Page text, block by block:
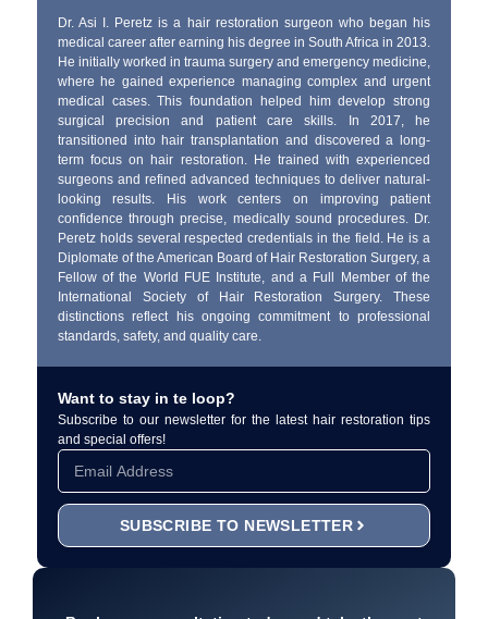
Dr. Asi I. Peretz is a hair restoration surgeon who began his
medical career after earning his degree in South Africa in 2013.
He initially worked in trauma surgery and emergency medicine,
where he gained experience managing complex and urgent
medical cases. This foundation helped him develop strong
surgical precision and patient care skills. In 2017, he
transitioned into hair transplantation and discovered a long-
term focus on hair restoration. He trained with experienced
surgeons and refined advanced techniques to deliver natural-
looking results. His work centers on improving patient
confidence through precise, medically sound procedures. Dr.
Peretz holds several respected credentials in the field. He is a
Diplomate of the American Board of Hair Restoration Surgery, a
Fellow of the World FUE Institute, and a Full Member of the
International Society of Hair Restoration Surgery. These
distinctions reflect his ongoing commitment to professional
standards, safety, and quality care.
Want to stay in te loop?
Subscribe to our newsletter for the latest hair restoration tips
and special offers!
SUBSCRIBE TO NEWSLETTER